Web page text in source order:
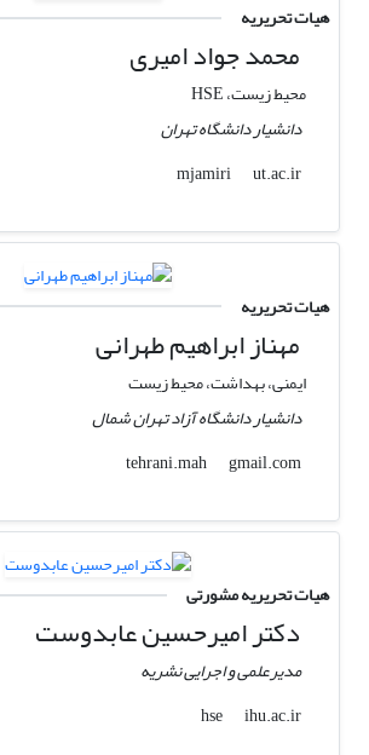
هیات تحریریه
محمد جواد امیری
محیط زیست، HSE
دانشیار دانشگاه تهران
mjamiri
ut.ac.ir
هیات تحریریه
مهناز ابراهیم طهرانی
ایمنی، بهداشت، محیط زیست
دانشیار دانشگاه آزاد تهران شمال
tehrani.mah
gmail.com
هیات تحریریه مشورتی
دکتر امیرحسین عابدوست
مدیرعلمی و اجرایی نشریه
hse
ihu.ac.ir